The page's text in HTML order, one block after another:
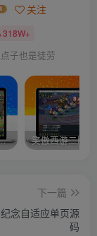
关注
318W+
子也是徒劳
飞升渡劫化圣助战最新BB谛听…. 笑傲西游二版-
下一篇
念自适应单页源
码